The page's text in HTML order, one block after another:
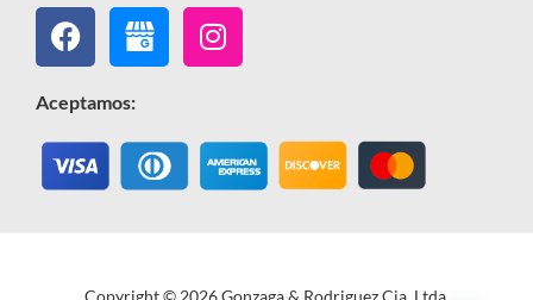
Facebook Instagram
Aceptamos:
Copyright © 2026 Gonzaga & Rodriguez Cia. Ltda.